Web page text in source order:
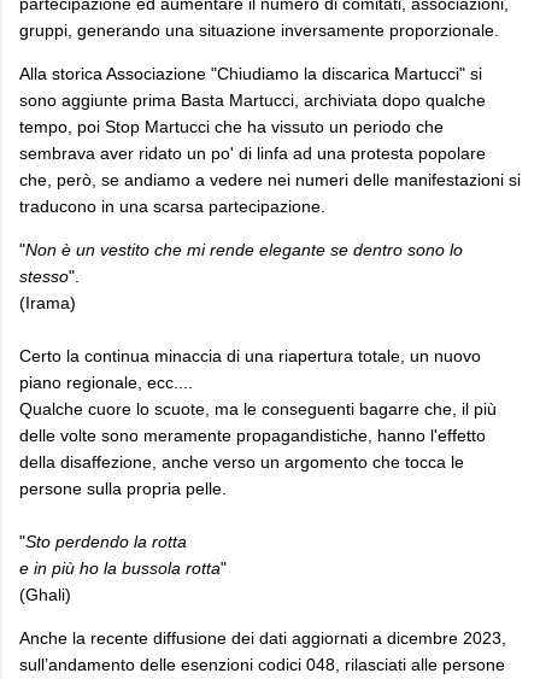
gruppi, generando una situazione inversamente proporzionale.
Alla storica Associazione "Chiudiamo la discarica Martucci" si
sono aggiunte prima Basta Martucci, archiviata dopo qualche
tempo, poi Stop Martucci che ha vissuto un periodo che
sembrava aver ridato un po' di linfa ad una protesta popolare
che, però, se andiamo a vedere nei numeri delle manifestazioni si
traducono in una scarsa partecipazione.
"Non è un vestito che mi rende elegante se dentro sono lo
stesso".
(Irama)
Certo la continua minaccia di una riapertura totale, un nuovo
piano regionale, ecc....
Qualche cuore lo scuote, ma le conseguenti bagarre che, il più
delle volte sono meramente propagandistiche, hanno l'effetto
della disaffezione, anche verso un argomento che tocca le
persone sulla propria pelle.
"Sto perdendo la rotta
e in più ho la bussola rotta"
(Ghali)
Anche la recente diffusione dei dati aggiornati a dicembre 2023,
sull’andamento delle esenzioni codici 048, rilasciati alle persone